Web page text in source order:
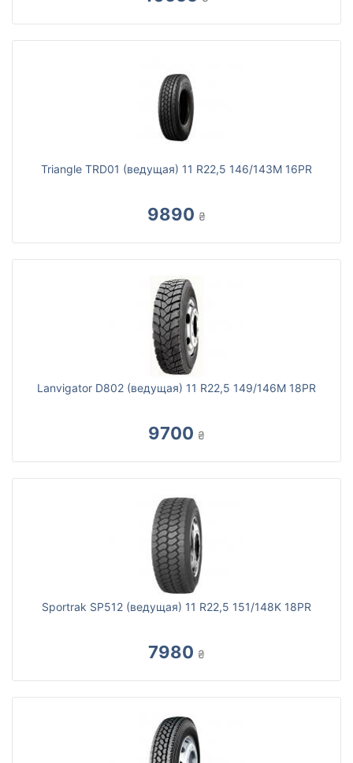
Triangle TRD01 (ведущая) 11 R22,5 146/143M 16PR
9890 ₴
Lanvigator D802 (ведущая) 11 R22,5 149/146M 18PR
9700 ₴
Sportrak SP512 (ведущая) 11 R22,5 151/148K 18PR
7980 ₴